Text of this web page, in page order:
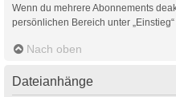
Wenn du mehrere Abonnements
persönlichen Bereich unter
Nach oben
Dateianhänge